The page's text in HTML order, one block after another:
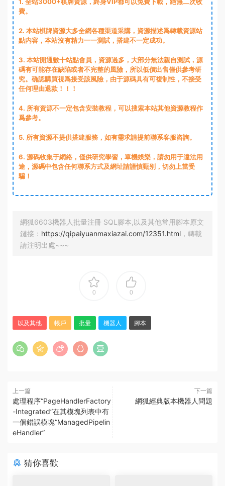
費。
2. 本站棋牌資源大多全網各種渠道采購，資源描述爲轉載資源站
點内容，本站沒有精力一一測試，搭建不一定成功。
3. 本站開通數十站點會員，資源過多，大部分無法親自測試，源
碼有可能存在缺陷或者不完整的風險，所以低價出售僅供參考研
究。确認購買視爲接受該風險，由于源碼具有可複制性，不接受
任何理由退款！！！
4. 所有資源不一定包含安裝教程，可以搜索本站其他資源教程作
爲參考。
5. 所有資源不提供搭建服務，如有需求請提前聯系客服咨詢。
6. 源碼收集于網絡，僅供研究學習，單機娛樂，請勿用于違法用
途，源碼中包含任何聯系方式及網址請謹慎甄别，切勿上當受
騙！
網狐6603機器人批量注冊 SQL腳本,以及其他常用腳本原文
鏈接： https://qipaiyuanmaxiazai.com/12351.html ，轉載
請注明出處~~~
0 0
以及其他 帳戶 批量 機器人 腳本
上一篇
處理程序“PageHandlerFactory
-Integrated”在其模塊列表中有
一個錯誤模塊“ManagedPipelin
eHandler”
下一篇
網狐經典版本機器人問題
猜你喜歡